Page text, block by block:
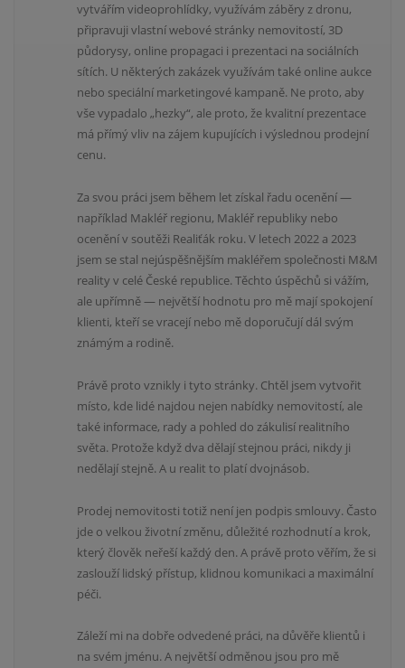
vytvářím videoprohlídky, využívám záběry z dronu,
připravuji vlastní webové stránky nemovitostí, 3D
půdorysy, online propagaci i prezentaci na sociálních
sítích. U některých zakázek využívám také online aukce
nebo speciální marketingové kampaně. Ne proto, aby
vše vypadalo „hezky“, ale proto, že kvalitní prezentace
má přímý vliv na zájem kupujících i výslednou prodejní
cenu.
Za svou práci jsem během let získal řadu ocenění —
například Makléř regionu, Makléř republiky nebo
ocenění v soutěži Realiťák roku. V letech 2022 a 2023
jsem se stal nejúspěšnějším makléřem společnosti M&M
reality v celé České republice. Těchto úspěchů si vážím,
ale upřímně — největší hodnotu pro mě mají spokojení
klienti, kteří se vracejí nebo mě doporučují dál svým
známým a rodině.
Právě proto vznikly i tyto stránky. Chtěl jsem vytvořit
místo, kde lidé najdou nejen nabídky nemovitostí, ale
také informace, rady a pohled do zákulisí realitního
světa. Protože když dva dělají stejnou práci, nikdy ji
nedělají stejně. A u realit to platí dvojnásob.
Prodej nemovitosti totiž není jen podpis smlouvy. Často
jde o velkou životní změnu, důležité rozhodnutí a krok,
který člověk neřeší každý den. A právě proto věřím, že si
zaslouží lidský přístup, klidnou komunikaci a maximální
péči.
Záleží mi na dobře odvedené práci, na důvěře klientů i
na svém jménu. A největší odměnou jsou pro mě